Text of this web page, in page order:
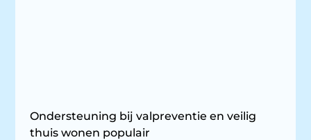
Ondersteuning bij valpreventie en veilig
thuis wonen populair